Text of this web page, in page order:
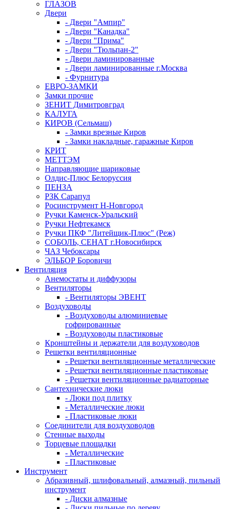
ГЛАЗОВ
Двери
- Двери "Ампир"
- Двери "Канадка"
- Двери "Прима"
- Двери "Тюльпан-2"
- Двери ламинированные
- Двери ламинированные г.Москва
- Фурнитура
ЕВРО-ЗАМКИ
Замки прочие
ЗЕНИТ Димитровград
КАЛУГА
КИРОВ (Сельмаш)
- Замки врезные Киров
- Замки накладные, гаражные Киров
КРИТ
МЕТТЭМ
Направляющие шариковые
Олдис-Плюс Белоруссия
ПЕНЗА
РЗК Сарапул
Росинструмент Н-Новгород
Ручки Каменск-Уральский
Ручки Нефтекамск
Ручки ПКФ "Литейщик-Плюс" (Реж)
СОБОЛЬ, СЕНАТ г.Новосибирск
ЧАЗ Чебоксары
ЭЛЬБОР Боровичи
Вентиляция
Анемостаты и диффузоры
Вентиляторы
- Вентиляторы ЭВЕНТ
Воздуховоды
- Воздуховоды алюминиевые
гофрированные
- Воздуховоды пластиковые
Кронштейны и держатели для воздуховодов
Решетки вентиляционные
- Решетки вентиляционные металлические
- Решетки вентиляционные пластиковые
- Решетки вентиляционные радиаторные
Сантехнические люки
- Люки под плитку
- Металлические люки
- Пластиковые люки
Соединители для воздуховодов
Стенные выходы
Торцевые площадки
- Металлические
- Пластиковые
Инструмент
Абразивный, шлифовальный, алмазный, пильный
инструмент
- Диски алмазные